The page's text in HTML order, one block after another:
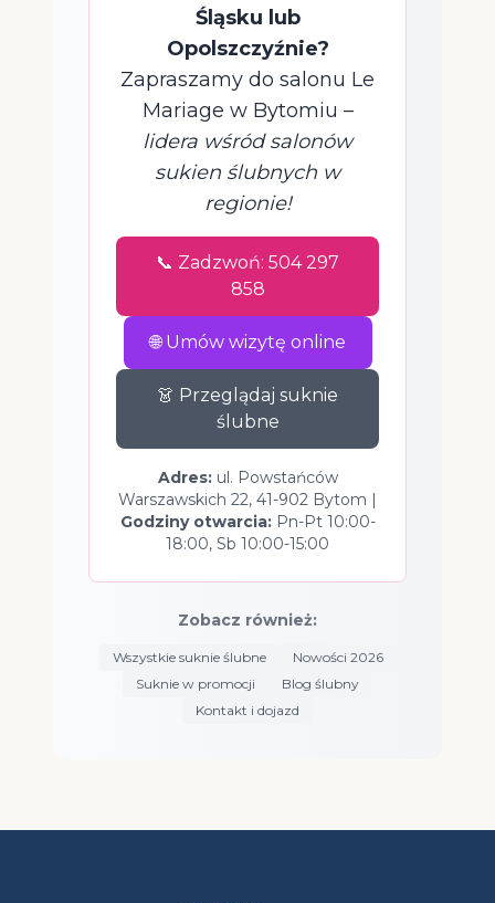
Śląsku lub
Opolszczyźnie?
Zapraszamy do salonu Le
Mariage w Bytomiu –
lidera wśród salonów
sukien ślubnych w
regionie!
📞 Zadzwoń: 504 297
858
🌐 Umów wizytę online
👗 Przeglądaj suknie
ślubne
Adres:ul. Powstańców
Warszawskich 22, 41-902 Bytom |
Godziny otwarcia:Pn-Pt 10:00-
18:00, Sb 10:00-15:00
Zobacz również:
Wszystkie suknie ślubne
Nowości 2026
Suknie w promocji
Blog ślubny
Kontakt i dojazd